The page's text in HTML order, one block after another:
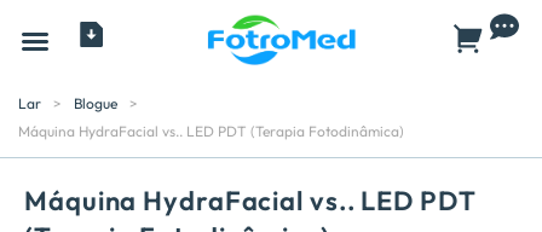
Lar > Blogue
>
Máquina HydraFacial vs.. LED PDT (Terapia Fotodinâmica)
Máquina HydraFacial vs.. LED PDT